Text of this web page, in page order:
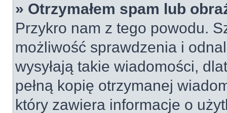
» Otrzymałem spam lub
Przykro nam z tego powodu.
możliwość sprawdzenia i
wysyłają takie wiadomości,
pełną kopię otrzymanej
który zawiera informacje o